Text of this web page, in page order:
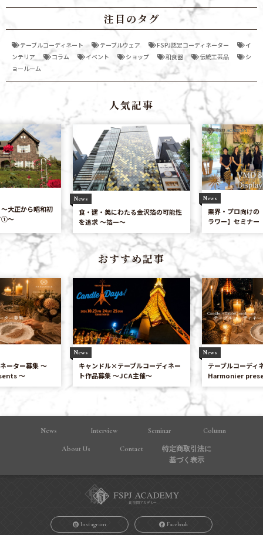
注目のタグ
テーブルコーディネート テーブルウェア FSPJ認定コーディネーター
イ
ンテリア
コラム イベント ショップ 和食器 伝統工芸品
シ
ョールーム
人気記事
食・建・美にわたる金沢箔の可能性
を追求 〜箔ー〜
業界・プロ向けの【食空間VMD＆フ
おすすめ記事
キャンドル×テーブルコーディネー
ト作品募集 ～JCA主催～
テーブルコーディネーター募集 〜
Harmonier presents 〜
News Interview Seminar Column
About Us Contact
特定商取引法に
基づく表⽰
Instagram Facebook